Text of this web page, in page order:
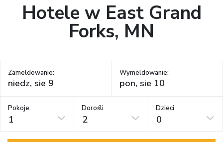
Hotele w East Grand
Forks, MN
Zameldowanie: Wymeldowanie:
Pokoje:
1
Dorośli
2
Dzieci
0